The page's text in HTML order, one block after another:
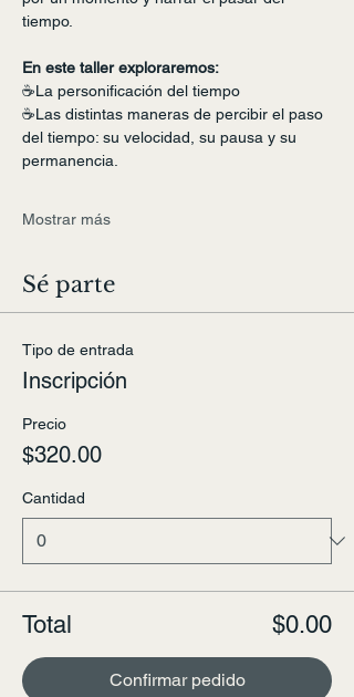
tiempo.
En este taller exploraremos:
☕️La personificación del tiempo
☕️Las distintas maneras de percibir el paso
del tiempo: su velocidad, su pausa y su
permanencia.
Mostrar más
Sé parte
Tipo de entrada
Inscripción
Precio
$320.00
Cantidad
Total $0.00
Confirmar pedido